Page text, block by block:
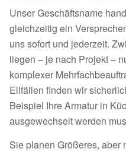
Unser Geschäftsname
gleichzeitig ein
uns sofort und jederzeit.
liegen – je nach Projekt –
komplexer
Eilfällen finden wir
Beispiel Ihre Armatur in
ausgewechselt werden
Sie planen Größeres, aber